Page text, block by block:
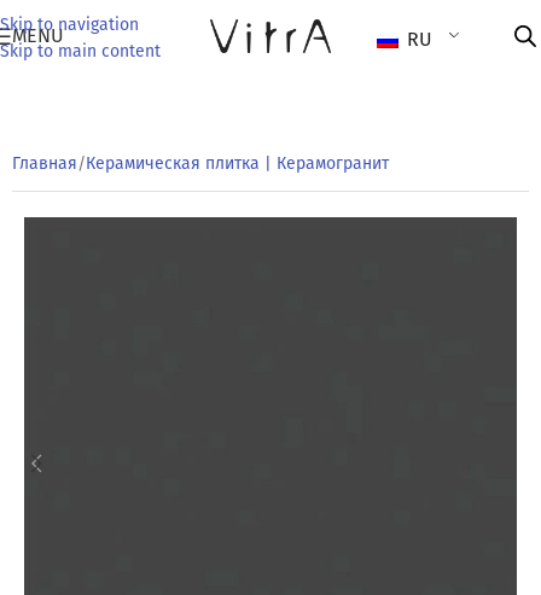
Skip to navigation
Skip to main content
MENU RU
Главная/Керамическая плитка | Керамогранит